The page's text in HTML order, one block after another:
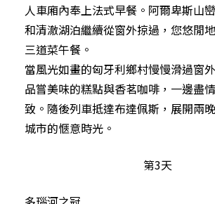
人車廂內奉上法式早餐。阿爾卑斯山
和清澈湖泊繼續從窗外掠過，您悠閒
三道菜午餐。
當風光如畫的匈牙利鄉村慢慢滑過窗
品嘗美味的糕點與香茗咖啡，一邊盡
致。隨後列車抵達布達佩斯，展開兩
城市的愜意時光。
第3天